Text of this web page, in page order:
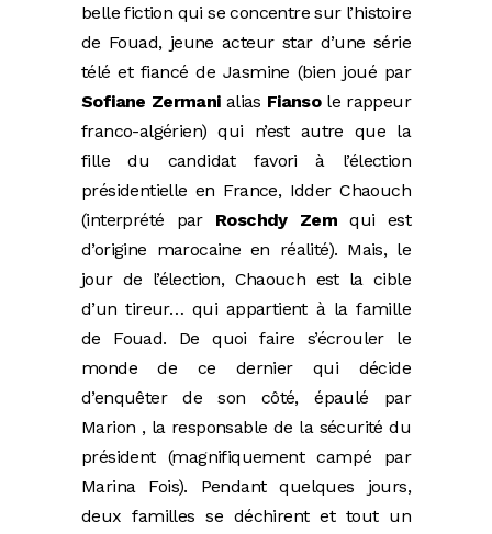
belle fiction qui se concentre sur l’histoire
de Fouad, jeune acteur star d’une série
télé et fiancé de Jasmine (bien joué par
Sofiane Zermanialias Fiansole rappeur
franco-algérien) qui n’est autre que la
fille du candidat favori à l’élection
présidentielle en France, Idder Chaouch
(interprété par Roschdy Zem qui est
d’origine marocaine en réalité). Mais, le
jour de l’élection, Chaouch est la cible
d’un tireur… qui appartient à la famille
de Fouad. De quoi faire s’écrouler le
monde de ce dernier qui décide
d’enquêter de son côté, épaulé par
Marion , la responsable de la sécurité du
président (magnifiquement campé par
Marina Fois). Pendant quelques jours,
deux familles se déchirent et tout un